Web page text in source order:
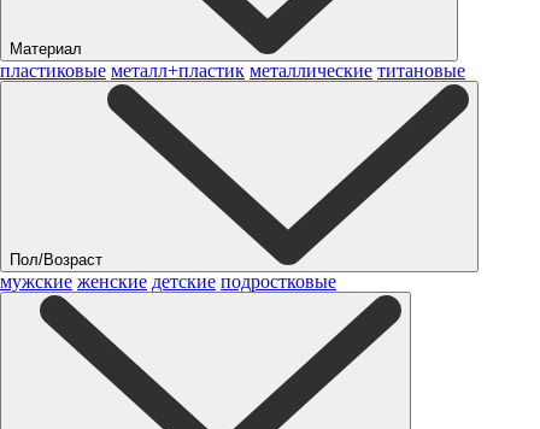
Материал
пластиковые металл+пластик металлические титановые
Пол/Возраст
мужские женские детские подростковые